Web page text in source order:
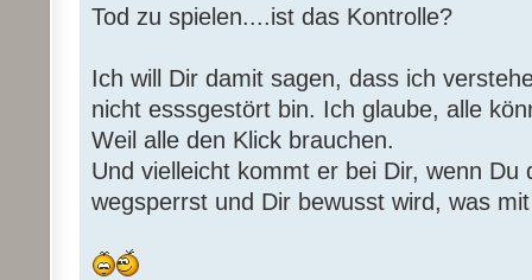
Tod zu spielen....ist das Kontrolle?
Ich will Dir damit sagen, dass ich
nicht esssgestört bin. Ich glaube, alle
Weil alle den Klick brauchen.
Und vielleicht kommt er bei Dir, wenn Du
wegsperrst und Dir bewusst wird, was